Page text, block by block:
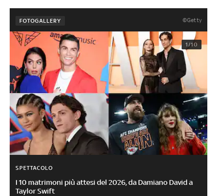
FOTOGALLERY ©Getty
1/10
SPETTACOLO
I 10 matrimoni più attesi del 2026, da Damiano David a
Taylor Swift